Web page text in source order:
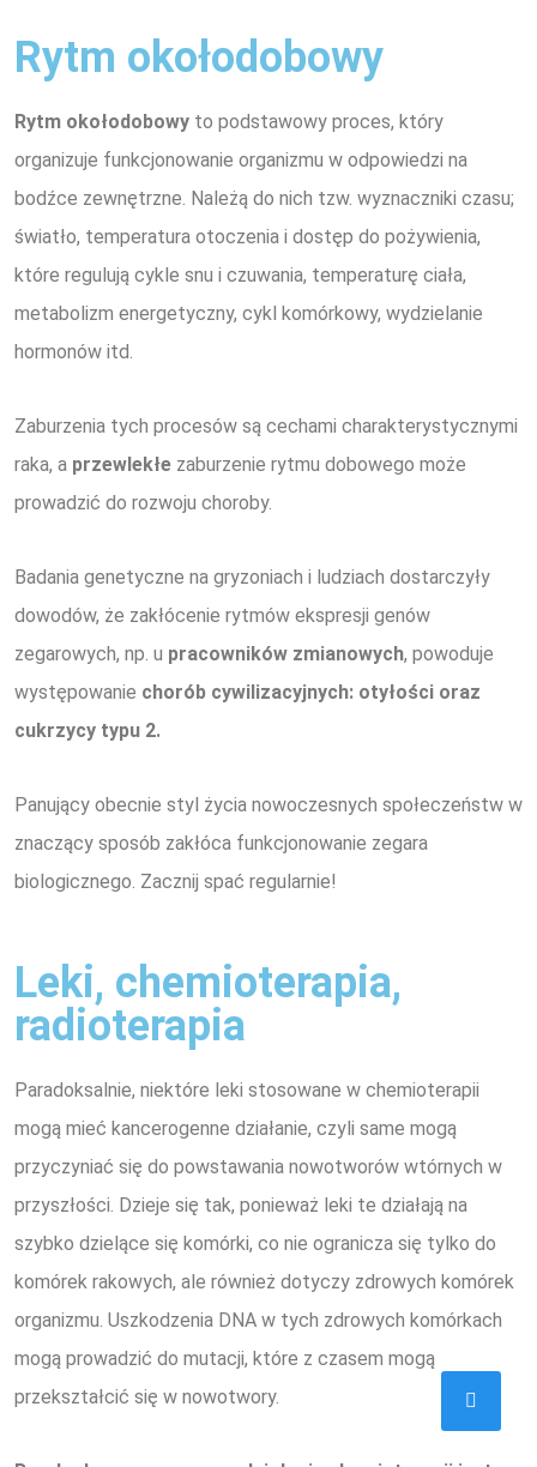
Rytm okołodobowy
Rytm okołodobowy to podstawowy proces, który
organizuje funkcjonowanie organizmu w odpowiedzi na
bodźce zewnętrzne. Należą do nich tzw. wyznaczniki czasu;
światło, temperatura otoczenia i dostęp do pożywienia,
które regulują cykle snu i czuwania, temperaturę ciała,
metabolizm energetyczny, cykl komórkowy, wydzielanie
hormonów itd.
Zaburzenia tych procesów są cechami charakterystycznymi
raka, a przewlekłe zaburzenie rytmu dobowego może
prowadzić do rozwoju choroby.
Badania genetyczne na gryzoniach i ludziach dostarczyły
dowodów, że zakłócenie rytmów ekspresji genów
zegarowych, np. u pracowników zmianowych, powoduje
występowanie chorób cywilizacyjnych: otyłości oraz
cukrzycy typu 2.
Panujący obecnie styl życia nowoczesnych społeczeństw w
znaczący sposób zakłóca funkcjonowanie zegara
biologicznego. Zacznij spać regularnie!
Leki, chemioterapia,
radioterapia
Paradoksalnie, niektóre leki stosowane w chemioterapii
mogą mieć kancerogenne działanie, czyli same mogą
przyczyniać się do powstawania nowotworów wtórnych w
przyszłości. Dzieje się tak, ponieważ leki te działają na
szybko dzielące się komórki, co nie ogranicza się tylko do
komórek rakowych, ale również dotyczy zdrowych komórek
organizmu. Uszkodzenia DNA w tych zdrowych komórkach
mogą prowadzić do mutacji, które z czasem mogą
przekształcić się w nowotwory.